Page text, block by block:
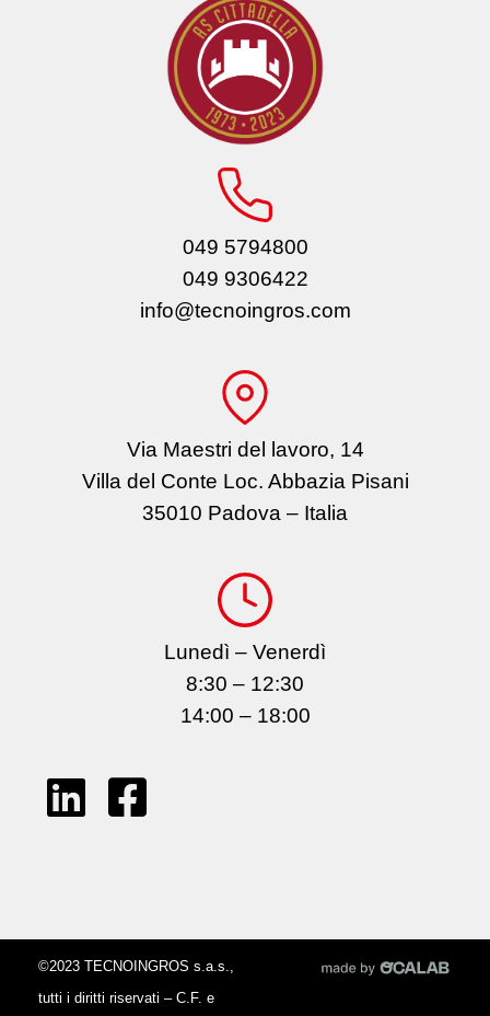
049 5794800
049 9306422
info@tecnoingros.com
Via Maestri del lavoro, 14
Villa del Conte Loc. Abbazia Pisani
35010 Padova – Italia
Lunedì – Venerdì
8:30 – 12:30
14:00 – 18:00
©2023 TECNOINGROS s.a.s.,
tutti i diritti riservati – C.F. e